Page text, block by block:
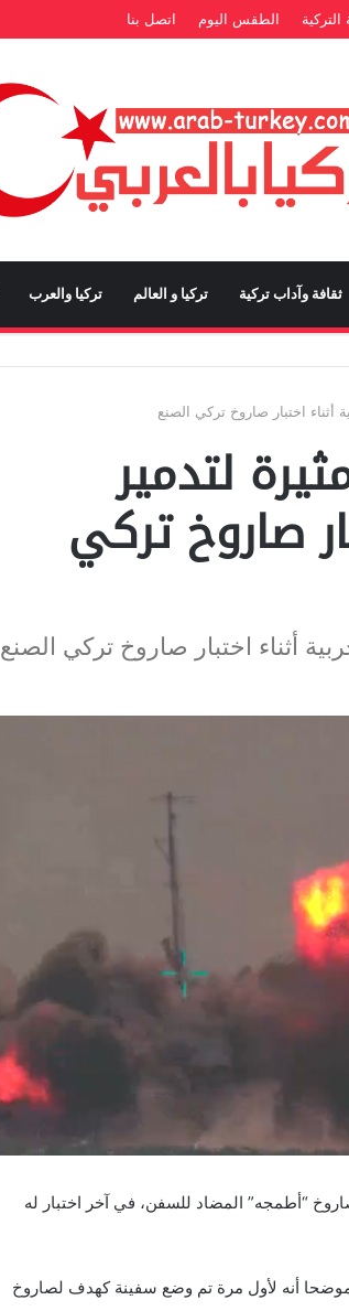
التركية الطقس اليوم اتصل بنا
ثقافة وآداب تركية تركيا و العالم تركيا والعرب
اختبار صاروخ تركي الصنع
لتدمير
صاروخ تركي
أثناء اختبار صاروخ تركي الصنع
“أطمجه” المضاد للسفن، في آخر اختبار له
أنه لأول مرة تم وضع سفينة كهدف لصاروخ